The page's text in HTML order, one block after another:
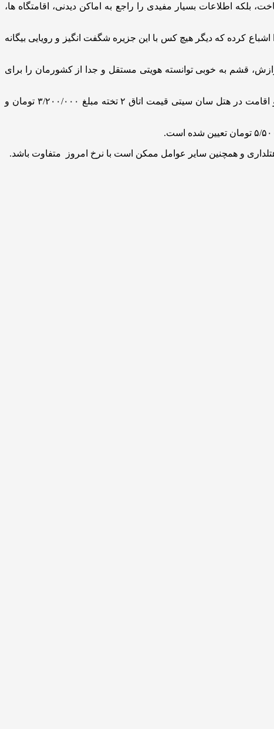
بلکه اطلاعات بسیار مفیدی را راجع به اماکن دیدنی، اقامتگاه ها،
کرده که دیگر هیچ کس با این جزیره شگفت انگیز و رویایی بیگانه
قشم به خوبی توانسته هویتی مستقل و جدا از کشورمان را برای
یکی از پرطرفدارترین سایت‌های فروش انواع تورهای گردشگری این هفته، برای ۳ شب و ۴ روز سفر رفت و برگشت هوایی به قشم و اقامت در هتل سان سیتی قیمت اتاق ۲ تخته مبلغ ۳/۲۰۰/۰۰۰ تومان و
و همچنین سایر عوامل ممکن است با نرخ امروز متفاوت باشد.